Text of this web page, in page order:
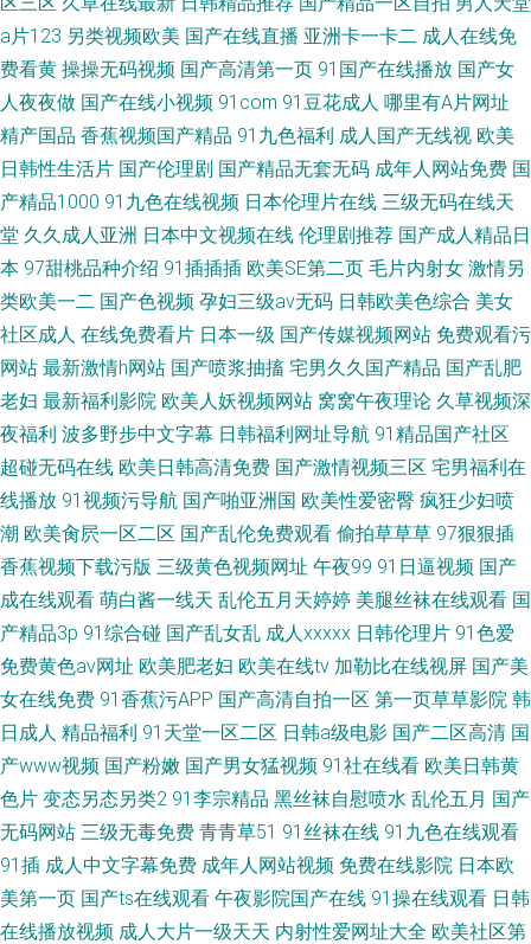
a片123 另类视频欧美 国产在线直播 亚洲卡一卡二 成人在线免
费看黄 操操无码视频 国产高清第一页 91国产在线播放 国产女
人夜夜做 国产在线小视频 91com 91豆花成人 哪里有A片网址
精产国品 香蕉视频国产精品 91九色福利 成人国产无线视 欧美
日韩性生活片 国产伦理剧 国产精品无套无码 成年人网站免费 国
产精品1000 91九色在线视频 日本伦理片在线 三级无码在线天
堂 久久成人亚洲 日本中文视频在线 伦理剧推荐 国产成人精品日
本 97甜桃品种介绍 91插插插 欧美SE第二页 毛片内射女 激情另
类欧美一二 国产色视频 孕妇三级av无码 日韩欧美色综合 美女
社区成人 在线免费看片 日本一级 国产传媒视频网站 免费观看污
网站 最新激情h网站 国产喷浆抽搐 宅男久久国产精品 国产乱肥
老妇 最新福利影院 欧美人妖视频网站 窝窝午夜理论 久草视频深
夜福利 波多野步中文字幕 日韩福利网址导航 91精品国产社区
超碰无码在线 欧美日韩高清免费 国产激情视频三区 宅男福利在
线播放 91视频污导航 国产啪亚洲国 欧美性爱密臀 疯狂少妇喷
潮 欧美肏屄一区二区 国产乱伦免费观看 偷拍草草草 97狠狠插
香蕉视频下载污版 三级黄色视频网址 午夜99 91日逼视频 国产
成在线观看 萌白酱一线天 乱伦五月天婷婷 美腿丝袜在线观看 国
产精品3p 91综合碰 国产乱女乱 成人xxxxx 日韩伦理片 91色爱
免费黄色av网址 欧美肥老妇 欧美在线tv 加勒比在线视屏 国产美
女在线免费 91香蕉污APP 国产高清自拍一区 第一页草草影院 韩
日成人 精品福利 91天堂一区二区 日韩a级电影 国产二区高清 国
产www视频 国产粉嫩 国产男女猛视频 91社在线看 欧美日韩黄
色片 变态另态另类2 91李宗精品 黑丝袜自慰喷水 乱伦五月 国产
无码网站 三级无毒免费 青青草51 91丝袜在线 91九色在线观看
91插 成人中文字幕免费 成年人网站视频 免费在线影院 日本欧
美第一页 国产ts在线观看 午夜影院国产在线 91操在线观看 日韩
在线播放视频 成人大片一级天天 内射性爱网址大全 欧美社区第